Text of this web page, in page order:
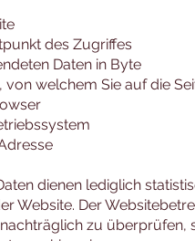
des Zugriffes
Daten in Byte
welchem Sie auf die
dienen lediglich
Website. Der
zu überprüfen,